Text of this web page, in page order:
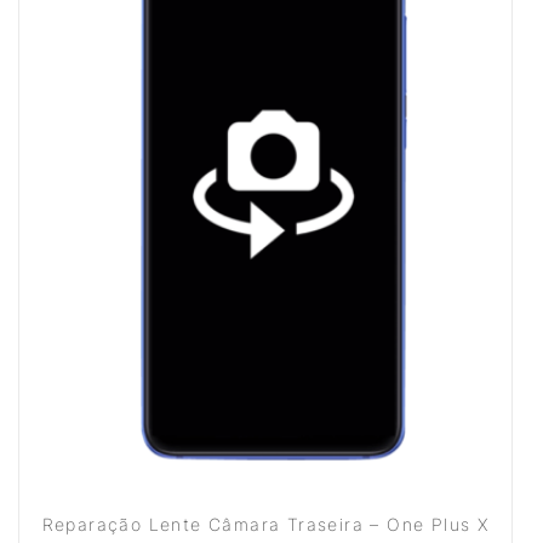
Reparação Lente Câmara Traseira – One Plus X